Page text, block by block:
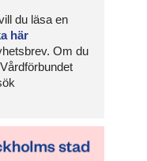
du läsa en
här
Om du